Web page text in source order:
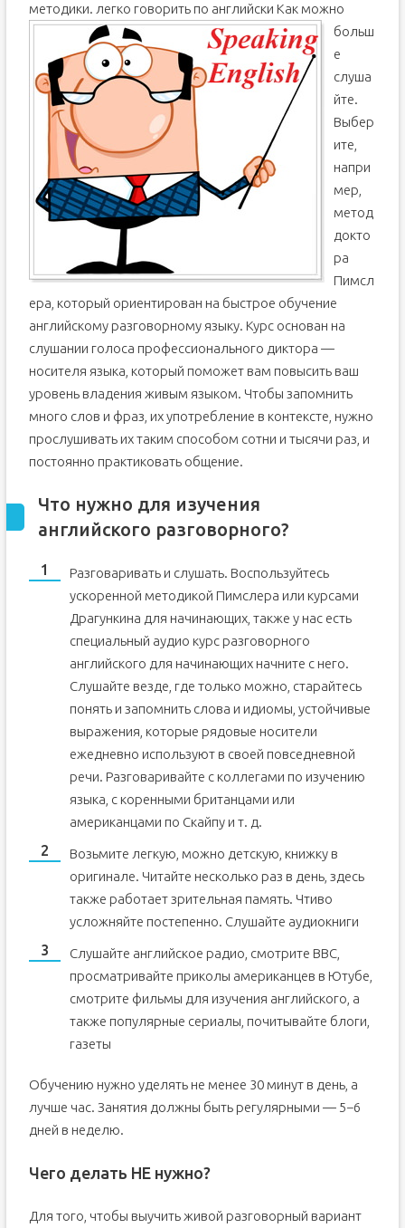
методики. легко говорить по английски Как можно
больш
е
слуша
йте.
Выбер
ите,
напри
мер,
метод
докто
ра
Пимсл
ера, который ориентирован на быстрое обучение
английскому разговорному языку. Курс основан на
слушании голоса профессионального диктора —
носителя языка, который поможет вам повысить ваш
уровень владения живым языком. Чтобы запомнить
много слов и фраз, их употребление в контексте, нужно
прослушивать их таким способом сотни и тысячи раз, и
постоянно практиковать общение.
Что нужно для изучения
английского разговорного?
Разговаривать и слушать. Воспользуйтесь
ускоренной методикой Пимслера или курсами
Драгункина для начинающих, также у нас есть
специальный аудио курс разговорного
английского для начинающих начните с него.
Слушайте везде, где только можно, старайтесь
понять и запомнить слова и идиомы, устойчивые
выражения, которые рядовые носители
ежедневно используют в своей повседневной
речи. Разговаривайте с коллегами по изучению
языка, с коренными британцами или
американцами по Скайпу и т. д.
Возьмите легкую, можно детскую, книжку в
оригинале. Читайте несколько раз в день, здесь
также работает зрительная память. Чтиво
усложняйте постепенно. Слушайте аудиокниги
Слушайте английское радио, смотрите ВВС,
просматривайте приколы американцев в Ютубе,
смотрите фильмы для изучения английского, а
также популярные сериалы, почитывайте блоги,
газеты
Обучению нужно уделять не менее 30 минут в день, а
лучше час. Занятия должны быть регулярными — 5−6
дней в неделю.
Чего делать НЕ нужно?
Для того, чтобы выучить живой разговорный вариант